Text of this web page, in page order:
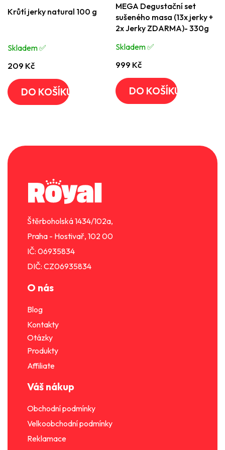
Krůtí jerky natural 100 g
Skladem ✅️
209 Kč
DO KOŠÍKU
hodnocení
produktu
4,8
z
hvězdiček.
MEGA Degustační set
sušeného masa (13x jerky +
2x Jerky ZDARMA)- 330g
Skladem ✅️
999 Kč
DO KOŠÍKU
Z
á
Štěrboholská 1434/102a,
Praha - Hostivař, 102 00
IČ: 06935834
DIČ: CZ06935834
O nás
Blog
Kontakty
Otázky
Produkty
Affiliate
Váš nákup
Obchodní podmínky
Velkoobchodní podmínky
Reklamace